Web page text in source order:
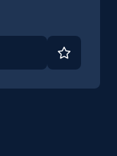
Favoriet